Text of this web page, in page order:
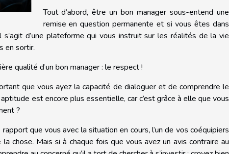
Tout d’abord, être un bon manager sous-entend une
remise en question permanente et si vous êtes dans
s’agit d’une plateforme qui vous instruit sur les réalités de la vie
en sortir.
qualité d’un bon manager : le respect !
que vous ayez la capacité de dialoguer et de comprendre le
est encore plus essentielle, car c’est grâce à elle que vous
?
que vous avec la situation en cours, l’un de vos coéquipiers
chose. Mais si à chaque fois que vous avez un avis contraire au